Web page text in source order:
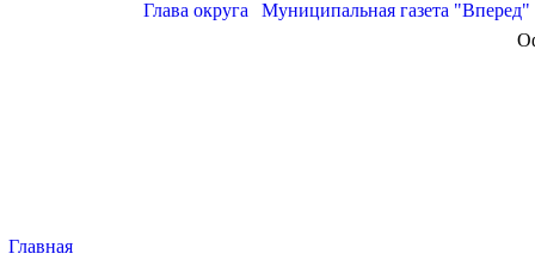
Глава округа Муниципальная газета "Вперед"
Главная